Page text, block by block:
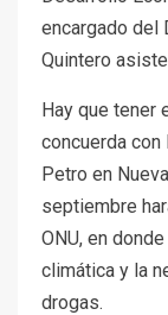
encargado del
Quintero
Hay que tener
concuerda
Petro en
septiembre
ONU, en
climática y la
drogas.